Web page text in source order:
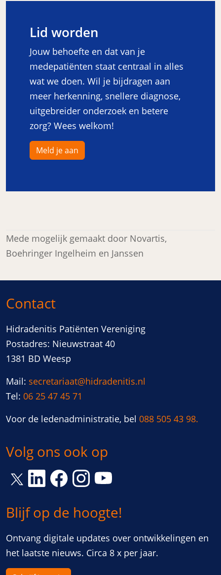
Lid worden
Jouw behoefte en dat van je
medepatiënten staat centraal in alles
wat we doen. Wil je bijdragen aan
meer herkenning, snellere diagnose,
uitgebreider onderzoek en betere
zorg? Wees welkom!
Meld je aan
Mede mogelijk gemaakt door Novartis,
Boehringer Ingelheim en Janssen
Contact
Hidradenitis Patiënten Vereniging
Postadres: Nieuwstraat 40
1381 BD Weesp
Mail: secretariaat@hidradenitis.nl
Tel: 06 25 47 45 71
Voor de ledenadministratie, bel 088 505 43 98.
Volg ons ook op
Link opent een nieuw venster
Link opent een nieuw venster
Link opent een nieuw venster
Link opent een nieuw venster
Link opent een nieuw
Blijf op de hoogte!
Ontvang digitale updates over ontwikkelingen en
het laatste nieuws. Circa 8 x per jaar.